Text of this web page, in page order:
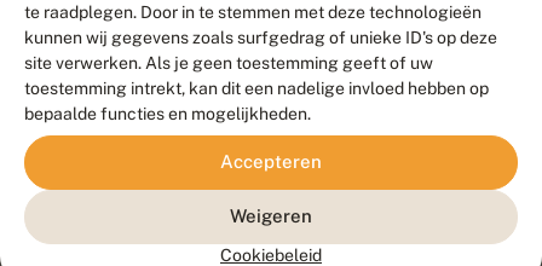
te raadplegen. Door in te stemmen met deze technologieën
kunnen wij gegevens zoals surfgedrag of unieke ID's op deze
site verwerken. Als je geen toestemming geeft of uw
toestemming intrekt, kan dit een nadelige invloed hebben op
bepaalde functies en mogelijkheden.
Accepteren
Weigeren
Cookiebeleid
Contact
Veelgestelde vragen
Doneer
Meld waarnemingen© 2026 Vlinderstichting
Duurzaam ontwikkeld door
Go2People
, ontworpen door
Blue Field Agency
Privacy
Disclaimer
Sitemap